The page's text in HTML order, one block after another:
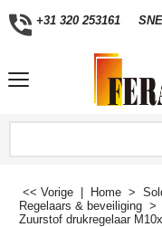
+31 320 253161
<< Vorige Home >
Regelaars & beveiliging >
Zuurstof drukregelaar